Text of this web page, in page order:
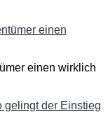
einen wirklich